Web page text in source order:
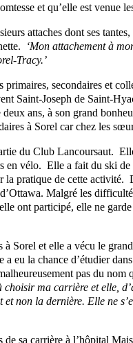
et qu’elle est venue
attaches dont ses
‘Mon attachement à
Tracy.’
primaires, secondaires et
Saint-Joseph de Saint-
ans, à son grand
à Sorel car chez les
du Club Lancoursaut.
en vélo. Elle a fait du ski
la pratique de cette
Malgré les
ont participé, elle ne
à Sorel et elle a vécu le
a eu la chance d’étudier
pas du
choisir ma carrière et elle,
et non la dernière. Elle ne
de sa carrière à l’hôpital